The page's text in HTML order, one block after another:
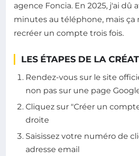
agence Foncia. En 2025, j'ai dû
minutes au téléphone, mais ça
recréer un compte trois fois.
LES ÉTAPES DE LA
Rendez-vous sur le site
non pas sur une page
Cliquez sur "Créer un
droite
Saisissez votre numéro de
adresse email